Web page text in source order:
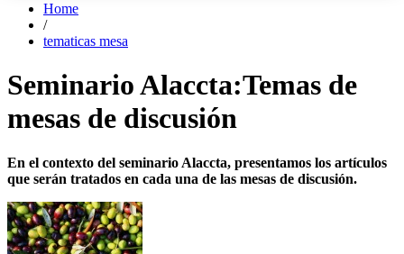
Home
/
tematicas mesa
Seminario Alaccta:Temas de
mesas de discusión
En el contexto del seminario Alaccta, presentamos los artículos
que serán tratados en cada una de las mesas de discusión.